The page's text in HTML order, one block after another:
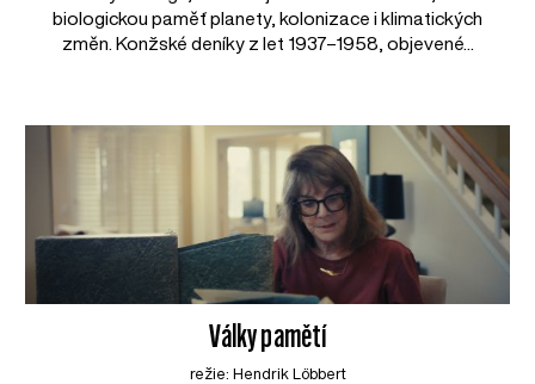
biologickou paměť planety, kolonizace i klimatických
změn. Konžské deníky z let 1937–1958, objevené...
Války pamětí
režie: Hendrik Löbbert